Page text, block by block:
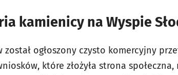
kamienicy na Wyspie
został ogłoszony czysto komercyjny
które złożyła strona